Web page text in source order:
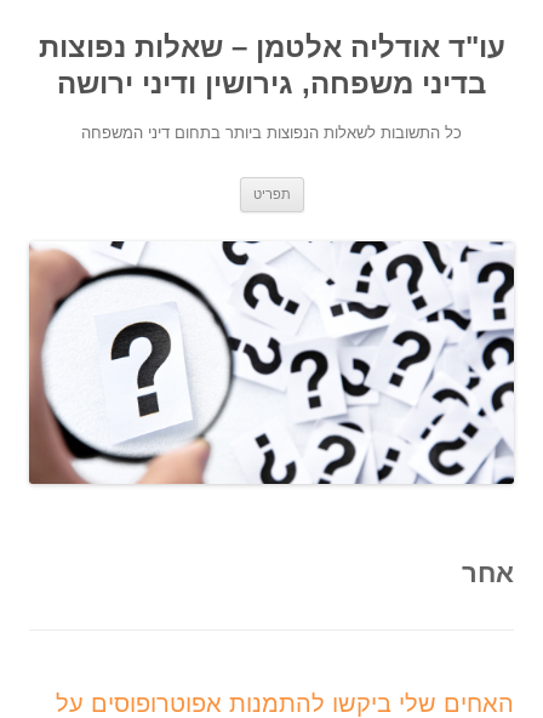
עו"ד אודליה אלטמן – שאלות נפוצות
בדיני משפחה, גירושין ודיני ירושה
כל התשובות לשאלות הנפוצות ביותר בתחום דיני המשפחה
תפריט
אחר
האחים שלי ביקשו להתמנות אפוטרופוסים על